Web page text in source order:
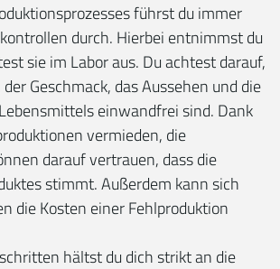
führst du immer
durch. Hierbei entnimmst du
sie im Labor aus. Du achtest darauf,
Geschmack, das Aussehen und die
einwandfrei sind. Dank
vermieden, die
darauf vertrauen, dass die
stimmt. Außerdem kann sich
die Kosten einer Fehlproduktion
hältst du dich strikt an die